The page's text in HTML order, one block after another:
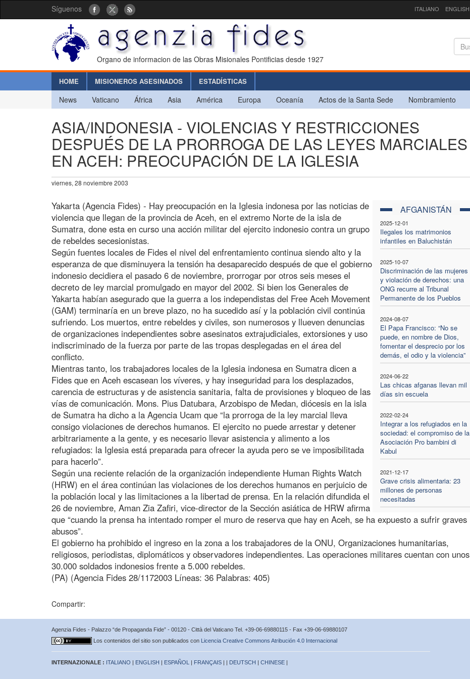
Síguenos ITALIANO ENGLISH
Organo de informacion de las Obras Misionales Pontificias desde 1927
HOME MISIONEROS ASESINADOS ESTADÍSTICAS
News Vaticano África Asia América Europa Oceanía Actos de la Santa Sede Nombramiento
ASIA/INDONESIA - VIOLENCIAS Y RESTRICCIONES
DESPUÉS DE LA PRORROGA DE LAS LEYES MARCIALES
EN ACEH: PREOCUPACIÓN DE LA IGLESIA
viernes, 28 noviembre 2003
AFGANISTÁN
2025-12-01
Ilegales los matrimonios
infantiles en Baluchistán
2025-10-07
Discriminación de las mujeres
y violación de derechos: una
ONG recurre al Tribunal
Permanente de los Pueblos
2024-08-07
El Papa Francisco: “No se
puede, en nombre de Dios,
fomentar el desprecio por los
demás, el odio y la violencia”
2024-06-22
Las chicas afganas llevan mil
días sin escuela
2022-02-24
Integrar a los refugiados en la
sociedad: el compromiso de la
Asociación Pro bambini di
Kabul
2021-12-17
Grave crisis alimentaria: 23
millones de personas
necesitadas
Yakarta (Agencia Fides) - Hay preocupación en la Iglesia indonesa por las noticias de
violencia que llegan de la provincia de Aceh, en el extremo Norte de la isla de
Sumatra, done esta en curso una acción militar del ejercito indonesio contra un grupo
de rebeldes secesionistas.
Según fuentes locales de Fides el nivel del enfrentamiento continua siendo alto y la
esperanza de que disminuyera la tensión ha desaparecido después de que el gobierno
indonesio decidiera el pasado 6 de noviembre, prorrogar por otros seis meses el
decreto de ley marcial promulgado en mayor del 2002. Si bien los Generales de
Yakarta habían asegurado que la guerra a los independistas del Free Aceh Movement
(GAM) terminaría en un breve plazo, no ha sucedido así y la población civil continúa
sufriendo. Los muertos, entre rebeldes y civiles, son numerosos y llueven denuncias
de organizaciones independientes sobre asesinatos extrajudiciales, extorsiones y uso
indiscriminado de la fuerza por parte de las tropas desplegadas en el área del
conflicto.
Mientras tanto, los trabajadores locales de la Iglesia indonesa en Sumatra dicen a
Fides que en Aceh escasean los víveres, y hay inseguridad para los desplazados,
carencia de estructuras y de asistencia sanitaria, falta de provisiones y bloqueo de las
vías de comunicación. Mons. Pius Datubara, Arzobispo de Medan, diócesis en la isla
de Sumatra ha dicho a la Agencia Ucam que “la prorroga de la ley marcial lleva
consigo violaciones de derechos humanos. El ejercito no puede arrestar y detener
arbitrariamente a la gente, y es necesario llevar asistencia y alimento a los
refugiados: la Iglesia está preparada para ofrecer la ayuda pero se ve imposibilitada
para hacerlo”.
Según una reciente relación de la organización independiente Human Rights Watch
(HRW) en el área continúan las violaciones de los derechos humanos en perjuicio de
la población local y las limitaciones a la libertad de prensa. En la relación difundida el
26 de noviembre, Aman Zia Zafiri, vice-director de la Sección asiática de HRW afirma
que “cuando la prensa ha intentado romper el muro de reserva que hay en Aceh, se ha expuesto a sufrir graves
abusos”.
El gobierno ha prohibido el ingreso en la zona a los trabajadores de la ONU, Organizaciones humanitarias,
religiosos, periodistas, diplomáticos y observadores independientes. Las operaciones militares cuentan con unos
30.000 soldados indonesios frente a 5.000 rebeldes.
(PA) (Agencia Fides 28/1172003 Líneas: 36 Palabras: 405)
Compartir:
Agenzia Fides - Palazzo “de Propaganda Fide” - 00120 - Città del Vaticano Tel. +39-06-69880115 - Fax +39-06-69880107
Los contenidos del sitio son publicados con Licencia Creative Commons Atribución 4.0 Internacional
INTERNAZIONALE : ITALIANO | ENGLISH | ESPAÑOL | FRANÇAIS | | DEUTSCH | CHINESE |